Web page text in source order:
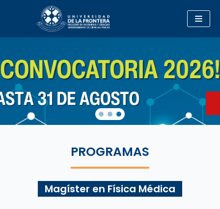
contenido
PROGRAMAS
Magíster en Física Médica